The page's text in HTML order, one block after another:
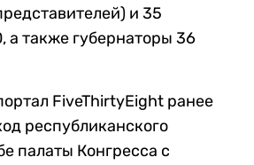
и 35
а также губернаторы 36
FiveThirtyEight ранее
республиканского
палаты Конгресса с